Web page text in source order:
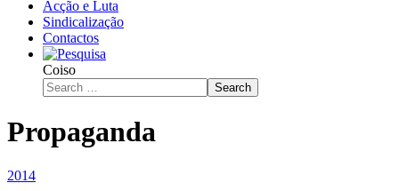
Acção e Luta
Sindicalização
Contactos
Coiso
Search
Propaganda
2014